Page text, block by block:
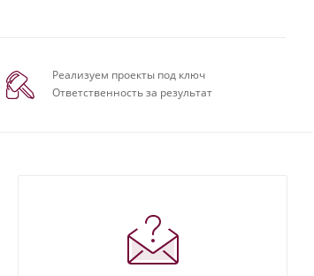
Реализуем проекты под ключ
Ответственность за результат